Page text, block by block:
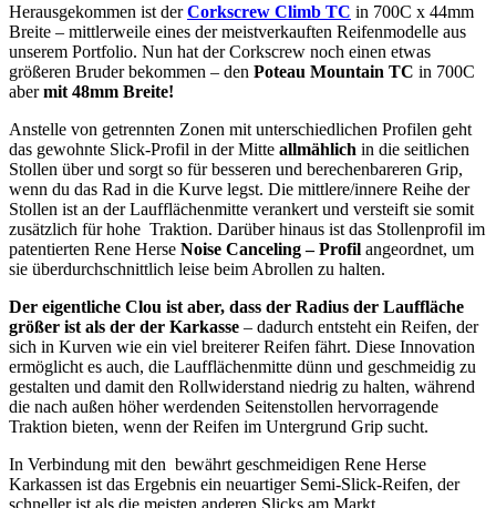
Herausgekommen ist derCorkscrew Climb TC in 700C x 44mm
Breite – mittlerweile eines der meistverkauften Reifenmodelle aus
unserem Portfolio. Nun hat der Corkscrew noch einen etwas
größeren Bruder bekommen – den Poteau Mountain TC in 700C
abermit 48mm Breite!
Anstelle von getrennten Zonen mit unterschiedlichen Profilen geht
das gewohnte Slick-Profil in der Mitte allmählich in die seitlichen
Stollen über und sorgt so für besseren und berechenbareren Grip,
wenn du das Rad in die Kurve legst. Die mittlere/innere Reihe der
Stollen ist an der Laufflächenmitte verankert und versteift sie somit
zusätzlich für hohe Traktion. Darüber hinaus ist das Stollenprofil im
patentierten Rene Herse Noise Canceling – Profil angeordnet, um
sie überdurchschnittlich leise beim Abrollen zu halten.
Der eigentliche Clou ist aber, dass der Radius der Lauffläche
größer ist als der der Karkasse – dadurch entsteht ein Reifen, der
sich in Kurven wie ein viel breiterer Reifen fährt. Diese Innovation
ermöglicht es auch, die Laufflächenmitte dünn und geschmeidig zu
gestalten und damit den Rollwiderstand niedrig zu halten, während
die nach außen höher werdenden Seitenstollen hervorragende
Traktion bieten, wenn der Reifen im Untergrund Grip sucht.
In Verbindung mit den bewährt geschmeidigen Rene Herse
Karkassen ist das Ergebnis ein neuartiger Semi-Slick-Reifen, der
schneller ist als die meisten anderen Slicks am Markt.